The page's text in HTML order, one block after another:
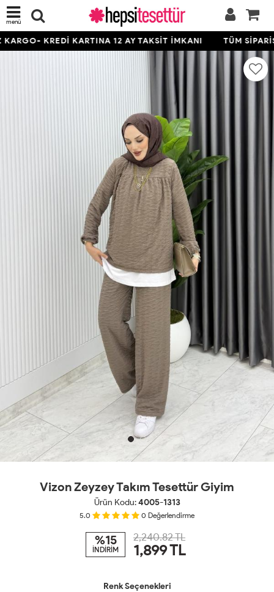
menü
KREDİ KARTINA 12 AY TAKSİT İMKANI TÜM
Vizon Zeyzey Takım Tesettür Giyim
Ürün Kodu:4005-1313
5.0 0 Değerlendirme
%15
İNDİRİM
2,240.82 TL
1,899TL
Renk Seçenekleri